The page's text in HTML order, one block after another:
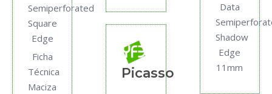
Semiperforated
Square
Edge
Ficha
Técnica
Maciza
Picasso
Data
Shadow
Edge
11mm